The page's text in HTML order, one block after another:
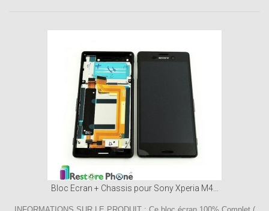
Bloc Ecran + Chassis pour Sony Xperia M4...